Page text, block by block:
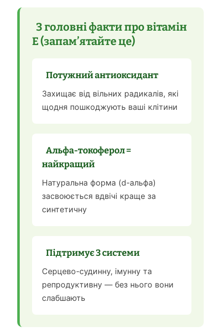
3 головні факти про вітамін
Е (запам’ятайте це)
Потужний антиоксидант
Захищає від вільних радикалів, які
щодня пошкоджують ваші клітини
Альфа-токоферол =
найкращий
Натуральна форма (d-альфа)
засвоюється вдвічі краще за
синтетичну
Підтримує 3 системи
Серцево-судинну, імунну та
репродуктивну — без нього вони
слабшають